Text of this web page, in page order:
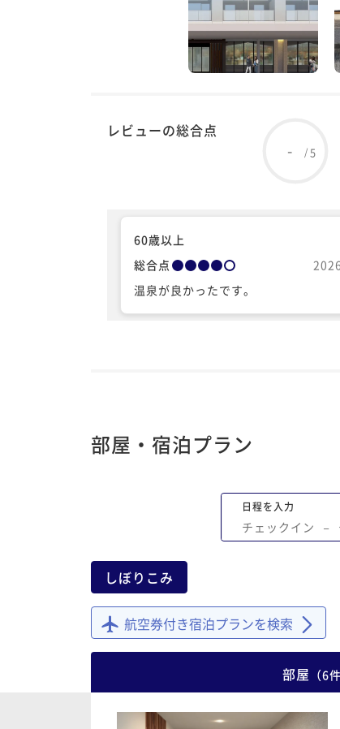
レビューの総合点
- /5
60歳以上
総合点
温泉が良かったです。
部屋・宿泊プラン
日程を入力
チェックイン −
しぼりこみ
航空券付き宿泊プランを検索
部屋 （6件